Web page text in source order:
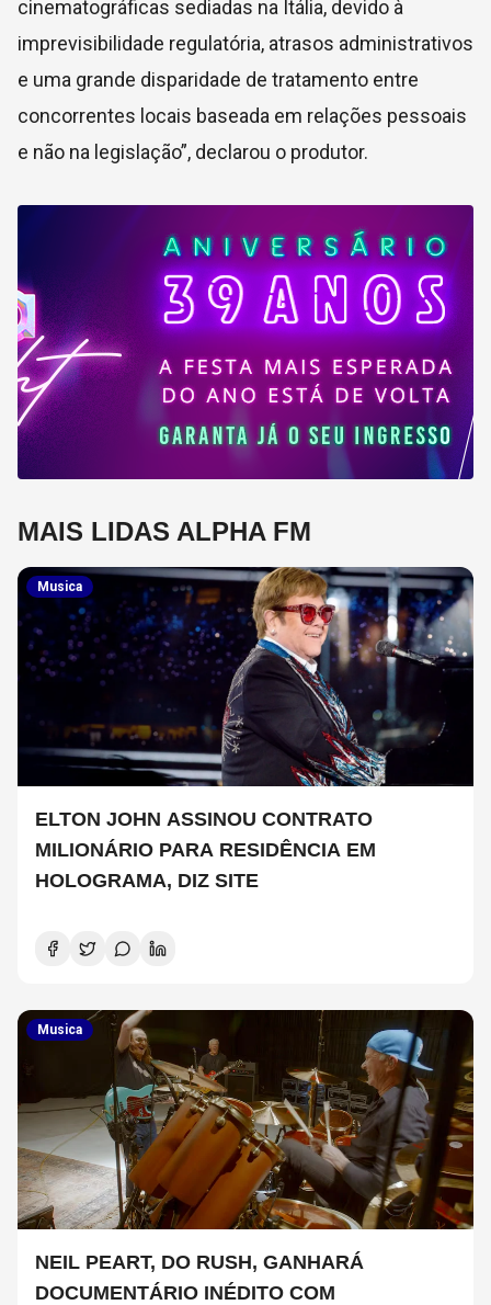
cinematográficas sediadas na Itália, devido à
imprevisibilidade regulatória, atrasos administrativos
e uma grande disparidade de tratamento entre
concorrentes locais baseada em relações pessoais
e não na legislação”, declarou o produtor.
MAIS LIDAS ALPHA FM
Musica
ELTON JOHN ASSINOU CONTRATO
MILIONÁRIO PARA RESIDÊNCIA EM
HOLOGRAMA, DIZ SITE
Musica
NEIL PEART, DO RUSH, GANHARÁ
DOCUMENTÁRIO INÉDITO COM